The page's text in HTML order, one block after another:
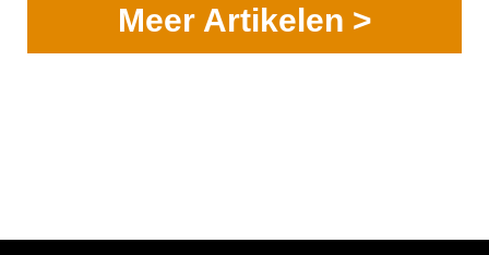
Meer Artikelen >